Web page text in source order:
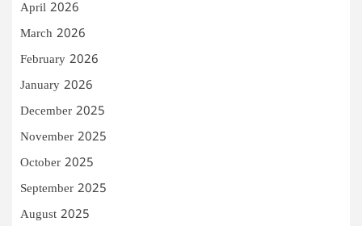
April 2026
March 2026
February 2026
January 2026
December 2025
November 2025
October 2025
September 2025
August 2025